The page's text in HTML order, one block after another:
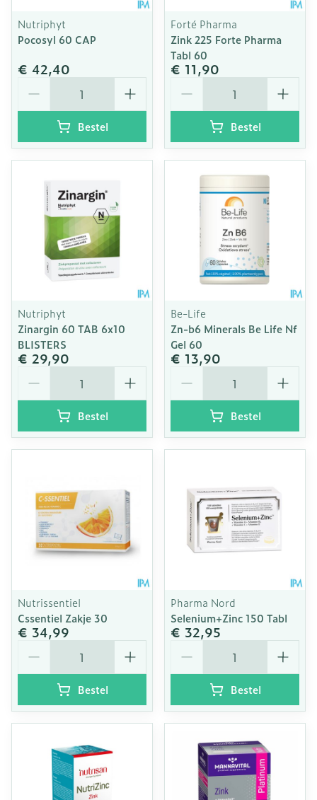
Nutriphyt
Pocosyl 60 CAP
€ 42,40
Bestel
Forté Pharma
Zink 225 Forte Pharma
Tabl 60
€ 11,90
Bestel
Nutriphyt
Zinargin 60 TAB 6x10
BLISTERS
€ 29,90
Bestel
Be-Life
Zn-b6 Minerals Be Life Nf
Gel 60
€ 13,90
Bestel
Nutrissentiel
Cssentiel Zakje 30
€ 34,99
Bestel
Pharma Nord
Selenium+Zinc 150 Tabl
€ 32,95
Bestel